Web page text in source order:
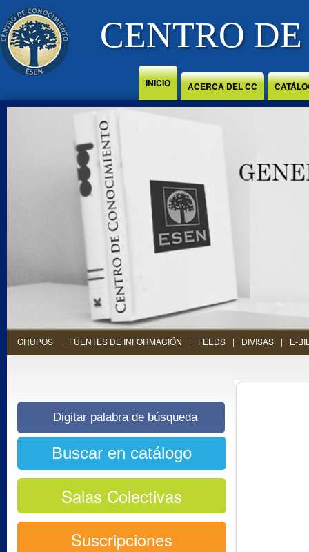
Jump to Content
CENTRO
INICIO ACERCA DEL CC
GRUPOS FUENTES DE INFORMACIÓN FEEDS DIVISAS E-
Salas Colectivas
Suscripciones